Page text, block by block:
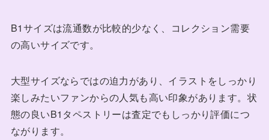
B1サイズは流通数が比較的少なく、コレクション需要
の高いサイズです。
大型サイズならではの迫力があり、イラストをしっかり
楽しみたいファンからの人気も高い印象があります。状
態の良いB1タペストリーは査定でもしっかり評価につ
ながります。